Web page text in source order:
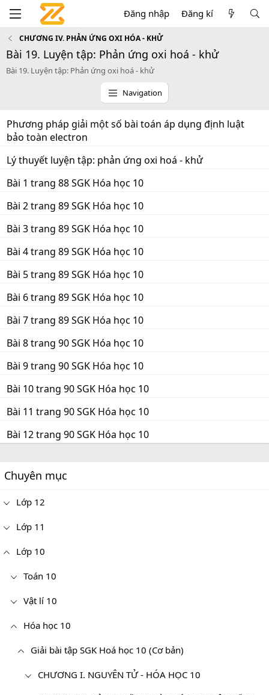
Đăng nhập Đăng kí
CHƯƠNG IV. PHẢN ỨNG OXI HÓA - KHỬ
Bài 19. Luyện tập: Phản ứng oxi hoá - khử
Bài 19. Luyện tập: Phản ứng oxi hoá - khử
Navigation
Phương pháp giải một số bài toán áp dụng định luật
bảo toàn electron
Lý thuyết luyện tập: phản ứng oxi hoá - khử
Bài 1 trang 88 SGK Hóa học 10
Bài 2 trang 89 SGK Hóa học 10
Bài 3 trang 89 SGK Hóa học 10
Bài 4 trang 89 SGK Hóa học 10
Bài 5 trang 89 SGK Hóa học 10
Bài 6 trang 89 SGK Hóa học 10
Bài 7 trang 89 SGK Hóa học 10
Bài 8 trang 90 SGK Hóa học 10
Bài 9 trang 90 SGK Hóa học 10
Bài 10 trang 90 SGK Hóa học 10
Bài 11 trang 90 SGK Hóa học 10
Bài 12 trang 90 SGK Hóa học 10
Chuyên mục
Lớp 12
Lớp 11
Lớp 10
Toán 10
Vật lí 10
Hóa học 10
Giải bài tập SGK Hoá học 10 (Cơ bản)
CHƯƠNG I. NGUYÊN TỬ - HÓA HỌC 10